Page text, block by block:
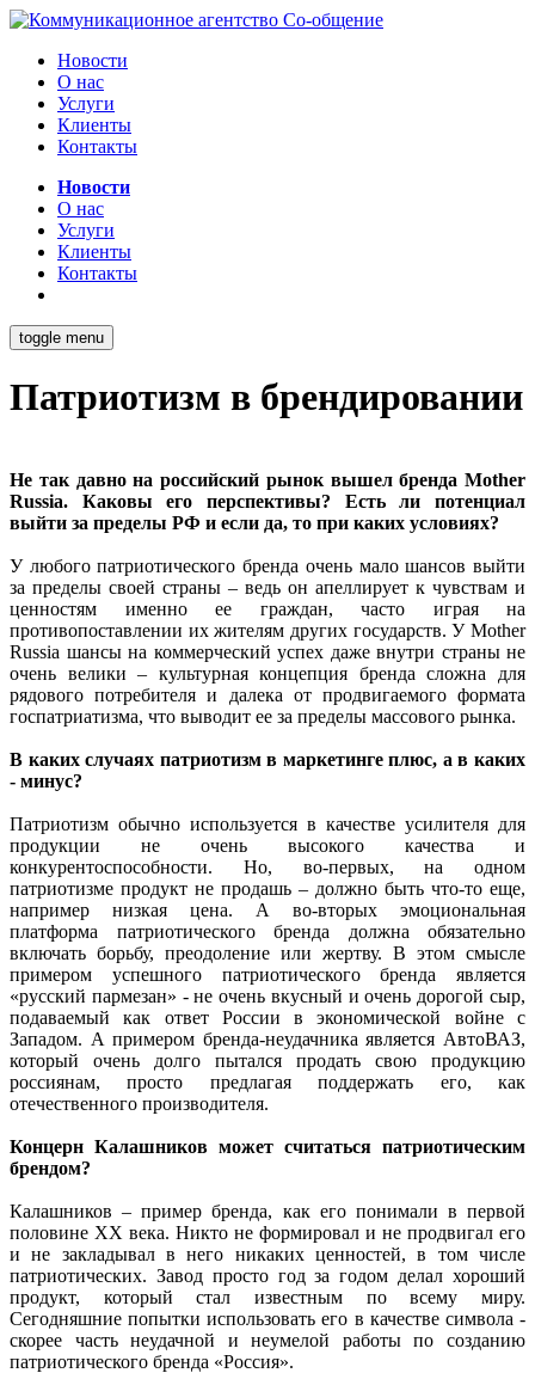
Новости
О нас
Услуги
Клиенты
Контакты
Новости
О нас
Услуги
Клиенты
Контакты
toggle menu
Патриотизм в брендировании
Не так давно на российский рынок вышел бренда Mother
Russia. Каковы его перспективы? Есть ли потенциал
выйти за пределы РФ и если да, то при каких условиях?
У любого патриотического бренда очень мало шансов выйти
за пределы своей страны – ведь он апеллирует к чувствам и
ценностям именно ее граждан, часто играя на
противопоставлении их жителям других государств. У Mother
Russia шансы на коммерческий успех даже внутри страны не
очень велики – культурная концепция бренда сложна для
рядового потребителя и далека от продвигаемого формата
госпатриатизма, что выводит ее за пределы массового рынка.
В каких случаях патриотизм в маркетинге плюс, а в каких
- минус?
Патриотизм обычно используется в качестве усилителя для
продукции не очень высокого качества и
конкурентоспособности. Но, во-первых, на одном
патриотизме продукт не продашь – должно быть что-то еще,
например низкая цена. А во-вторых эмоциональная
платформа патриотического бренда должна обязательно
включать борьбу, преодоление или жертву. В этом смысле
примером успешного патриотического бренда является
«русский пармезан» - не очень вкусный и очень дорогой сыр,
подаваемый как ответ России в экономической войне с
Западом. А примером бренда-неудачника является АвтоВАЗ,
который очень долго пытался продать свою продукцию
россиянам, просто предлагая поддержать его, как
отечественного производителя.
Концерн Калашников может считаться патриотическим
брендом?
Калашников – пример бренда, как его понимали в первой
половине XX века. Никто не формировал и не продвигал его
и не закладывал в него никаких ценностей, в том числе
патриотических. Завод просто год за годом делал хороший
продукт, который стал известным по всему миру.
Сегодняшние попытки использовать его в качестве символа -
скорее часть неудачной и неумелой работы по созданию
патриотического бренда «Россия».